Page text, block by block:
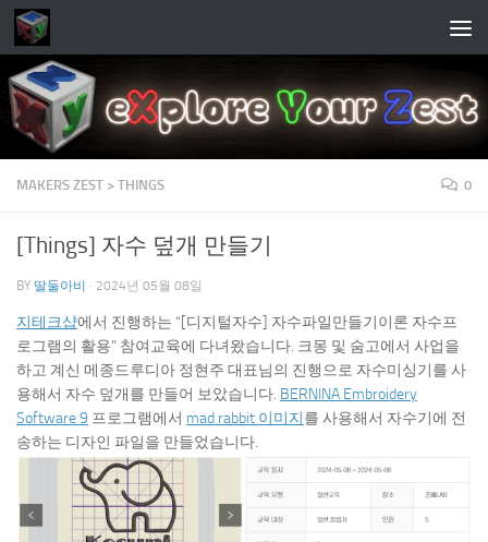
Skip to content
MAKERS ZEST > THINGS 0
[Things] 자수 덮개 만들기
BY 딸둘아비 · 2024년 05월 08일
지테크샵에서 진행하는 “[디지털자수] 자수파일만들기이론 자수프
로그램의 활용” 참여교육에 다녀왔습니다. 크몽 및 숨고에서 사업을
하고 계신 메종드루디아 정현주 대표님의 진행으로 자수미싱기를 사
용해서 자수 덮개를 만들어 보았습니다. BERNINA Embroidery
Software 9 프로그램에서 mad rabbit 이미지를 사용해서 자수기에 전
송하는 디자인 파일을 만들었습니다.